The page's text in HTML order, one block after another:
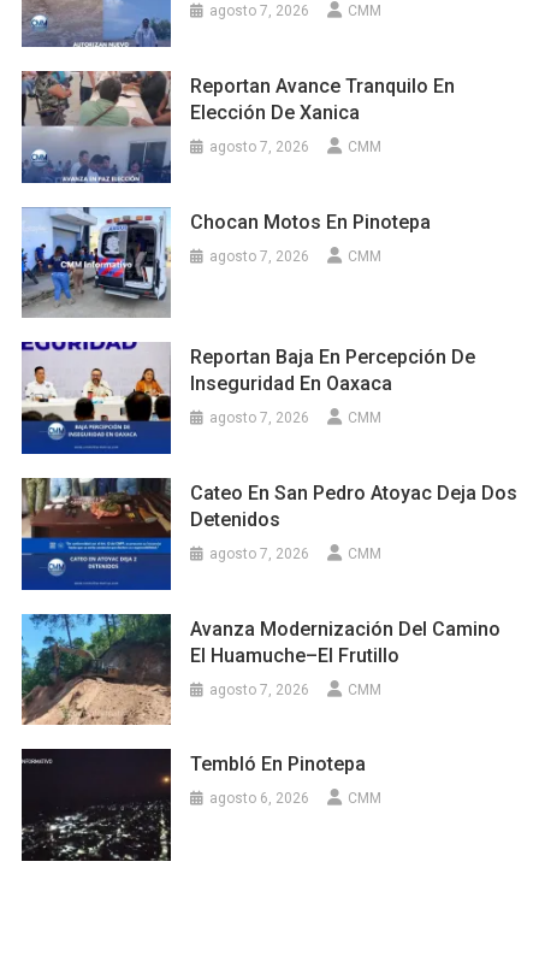
agosto 7, 2026 CMM
Reportan Avance Tranquilo En
Elección De Xanica
agosto 7, 2026 CMM
Chocan Motos En Pinotepa
agosto 7, 2026 CMM
Reportan Baja En Percepción De
Inseguridad En Oaxaca
agosto 7, 2026 CMM
Cateo En San Pedro Atoyac Deja Dos
Detenidos
agosto 7, 2026 CMM
Avanza Modernización Del Camino
El Huamuche–El Frutillo
agosto 7, 2026 CMM
Tembló En Pinotepa
agosto 6, 2026 CMM